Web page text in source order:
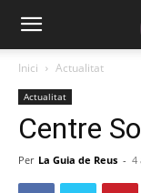
Inici Actualitat
Actualitat
Centre
Per La Guia de Reus - 4